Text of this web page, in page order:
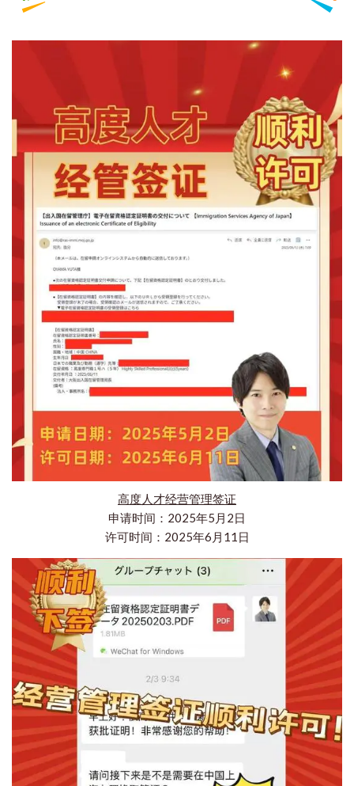
高度人才经营管理签证
申请时间：2025年5月2日
许可时间：2025年6月11日